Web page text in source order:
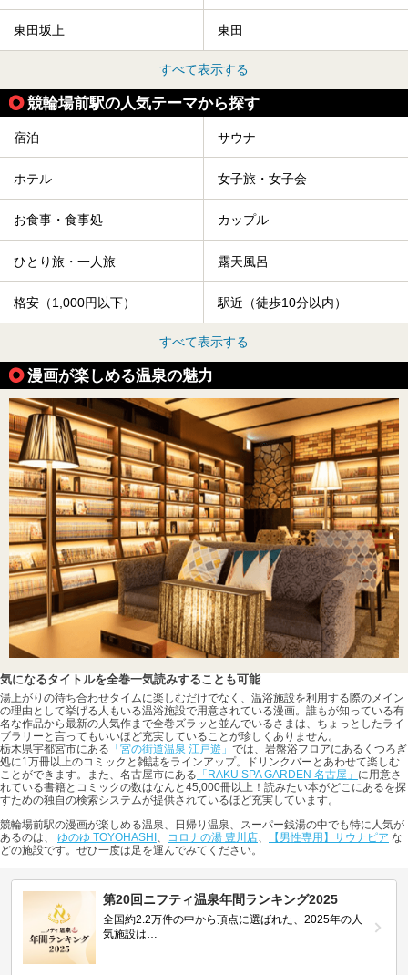
東田坂上 東田
すべて表示する
競輪場前駅の人気テーマから探す
宿泊 サウナ
ホテル 女子旅・女子会
お食事・食事処 カップル
ひとり旅・一人旅 露天風呂
格安（1,000円以下） 駅近（徒歩10分以内）
すべて表示する
漫画が楽しめる温泉の魅力
気になるタイトルを全巻一気読みすることも可能
湯上がりの待ち合わせタイムに楽しむだけでなく、温浴施設を利用する際のメイン
の理由として挙げる人もいる温浴施設で用意されている漫画。誰もが知っている有
名な作品から最新の人気作まで全巻ズラッと並んでいるさまは、ちょっとしたライ
ブラリーと言ってもいいほど充実していることが珍しくありません。
栃木県宇都宮市にある 「宮の街道温泉 江戸遊」 では、岩盤浴フロアにあるくつろぎ
処に1万冊以上のコミックと雑誌をラインアップ。ドリンクバーとあわせて楽しむ
ことができます。また、名古屋市にある 「RAKU SPA GARDEN 名古屋」 に用意さ
れている書籍とコミックの数はなんと45,000冊以上！読みたい本がどこにあるを探
すための独自の検索システムが提供されているほど充実しています。
競輪場前駅の漫画が楽しめる温泉、日帰り温泉、スーパー銭湯の中でも特に人気が
あるのは、 ゆのゆ TOYOHASHI 、 コロナの湯 豊川店、 【男性専用】サウナピア な
どの施設です。ぜひ一度は足を運んでみてください。
第20回ニフティ温泉年間ランキング2025
全国約2.2万件の中から頂点に選ばれた、2025年の人
気施設は…